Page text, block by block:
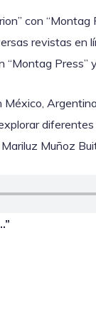
con
revistas en
“Montag Press”
México,
Muñoz